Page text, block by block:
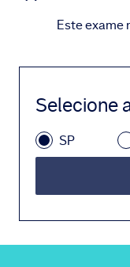
Este exame
Selecione
SP